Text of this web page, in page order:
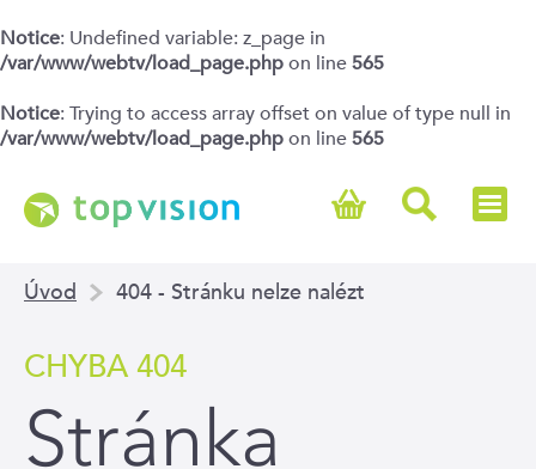
Notice: Undefined variable: z_page in
/var/www/webtv/load_page.phpon line565
Notice: Trying to access array offset on value of type null in
/var/www/webtv/load_page.phpon line565
Úvod 404 - Stránku nelze nalézt
CHYBA 404
Stránka